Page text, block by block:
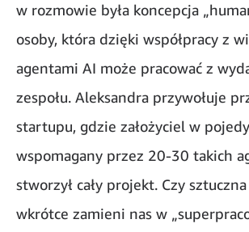
w rozmowie była koncepcja
osoby, która dzięki współpracy z
agentami AI może pracować z
zespołu. Aleksandra przywołuje
startupu, gdzie założyciel w
wspomagany przez 20-30 takich
stworzył cały projekt. Czy
wkrótce zamieni nas w